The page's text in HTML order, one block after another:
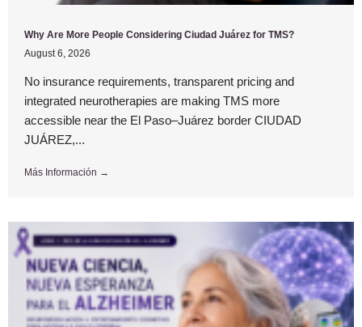
Why Are More People Considering Ciudad Juárez for TMS?
August 6, 2026
No insurance requirements, transparent pricing and
integrated neurotherapies are making TMS more
accessible near the El Paso–Juárez border CIUDAD
JUÁREZ,...
Más Información →